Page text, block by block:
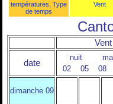
températures, Type
de temps
Vent
date
nuit
02
05 08
dimanche 09